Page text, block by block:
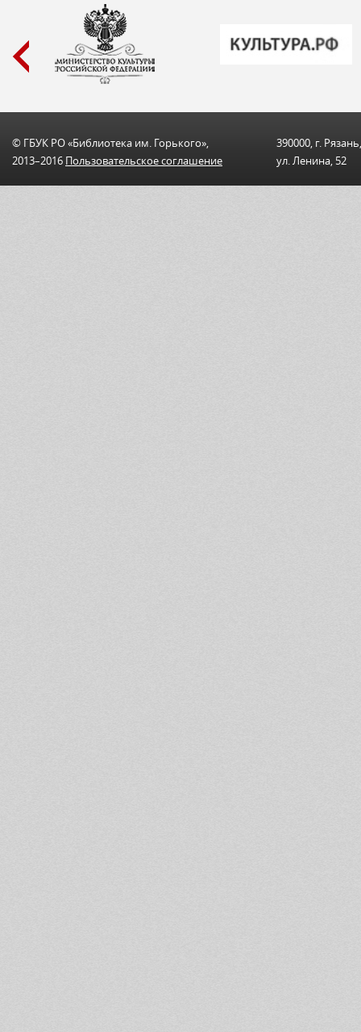
© ГБУК РО «Библиотека им. Горького»,
2013–2016 Пользовательскоe соглашениe
390000, г. Рязань,
ул. Ленина, 52